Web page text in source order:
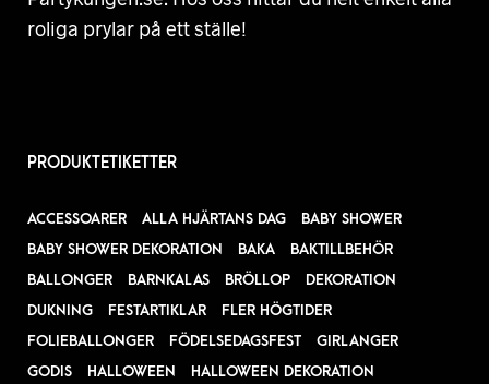
roliga prylar på ett ställe!
PRODUKTETIKETTER
ACCESSOARER ALLA HJÄRTANS DAG
BABY SHOWER
BABY SHOWER DEKORATION
BAKA
BAKTILLBEHÖR
BALLONGER
BARNKALAS BRÖLLOP
DEKORATION
DUKNING
FESTARTIKLAR
FLER HÖGTIDER
FOLIEBALLONGER
FÖDELSEDAGSFEST
GIRLANGER
GODIS
HALLOWEEN HALLOWEEN DEKORATION